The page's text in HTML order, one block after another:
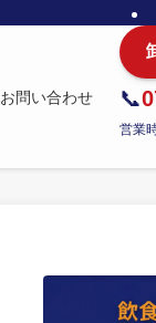
お問い合わせ 📞
営業